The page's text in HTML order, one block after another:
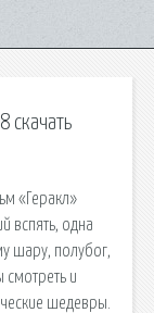
скачать
«Геракл»
вспять, одна
шару, полубог,
смотреть и
шедевры.